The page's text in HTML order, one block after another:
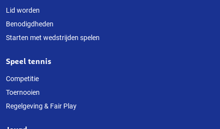
Lid worden
Benodigdheden
Starten met wedstrijden spelen
Speel tennis
Competitie
Toernooien
Regelgeving & Fair Play